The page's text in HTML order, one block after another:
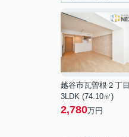
越谷市瓦曽根２丁目
3LDK (74.10㎡)
2,780万円